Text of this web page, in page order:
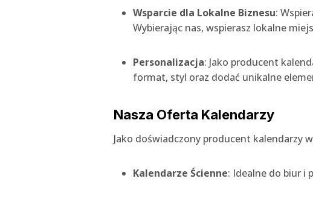
Wsparcie dla Lokalne Biznesu:
Wybierając nas, wspierasz lokalne
Personalizacja: Jako producent
format, styl oraz dodać unikalne
Nasza Oferta Kalendarzy
Jako doświadczony producent kalendarzy
Kalendarze Ścienne: Idealne do biur i